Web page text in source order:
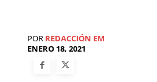
POR REDACCIÓN EM
ENERO 18, 2021